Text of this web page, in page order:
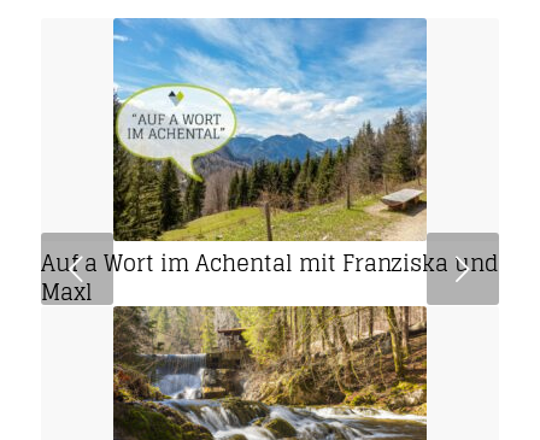
Auf a Wort im Achental mit Franziska und
Maxl
Weiter